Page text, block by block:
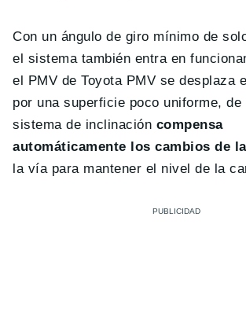
Con un ángulo de giro mínimo de
el sistema también entra en
el PMV de Toyota PMV se desplaza
por una superficie poco uniforme, de
sistema de inclinación compensa
automáticamente los cambios de
la vía para mantener el nivel de la